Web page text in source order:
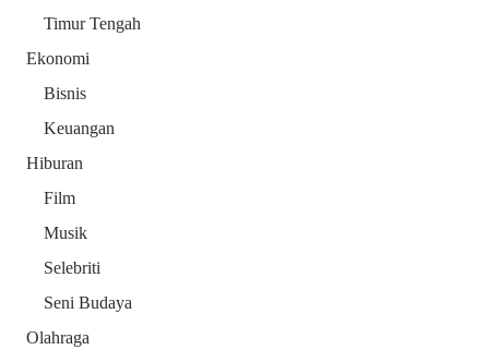
Timur Tengah
Ekonomi
Bisnis
Keuangan
Hiburan
Film
Musik
Selebriti
Seni Budaya
Olahraga